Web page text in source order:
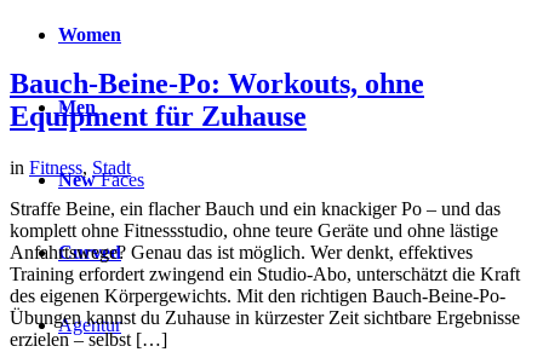
Women
Men
NewFaces
Curved
Agentur
Bauch-Beine-Po: Workouts, ohne
Equipment für Zuhause
in Fitness, Stadt
Straffe Beine, ein flacher Bauch und ein knackiger Po – und das
komplett ohne Fitnessstudio, ohne teure Geräte und ohne lästige
Anfahrtswege? Genau das ist möglich. Wer denkt, effektives
Training erfordert zwingend ein Studio-Abo, unterschätzt die Kraft
des eigenen Körpergewichts. Mit den richtigen Bauch-Beine-Po-
Übungen kannst du Zuhause in kürzester Zeit sichtbare Ergebnisse
erzielen – selbst […]